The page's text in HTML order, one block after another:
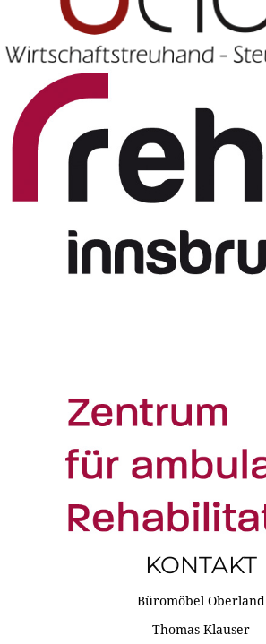
KONTAKT
Büromöbel Oberland
Thomas Klauser